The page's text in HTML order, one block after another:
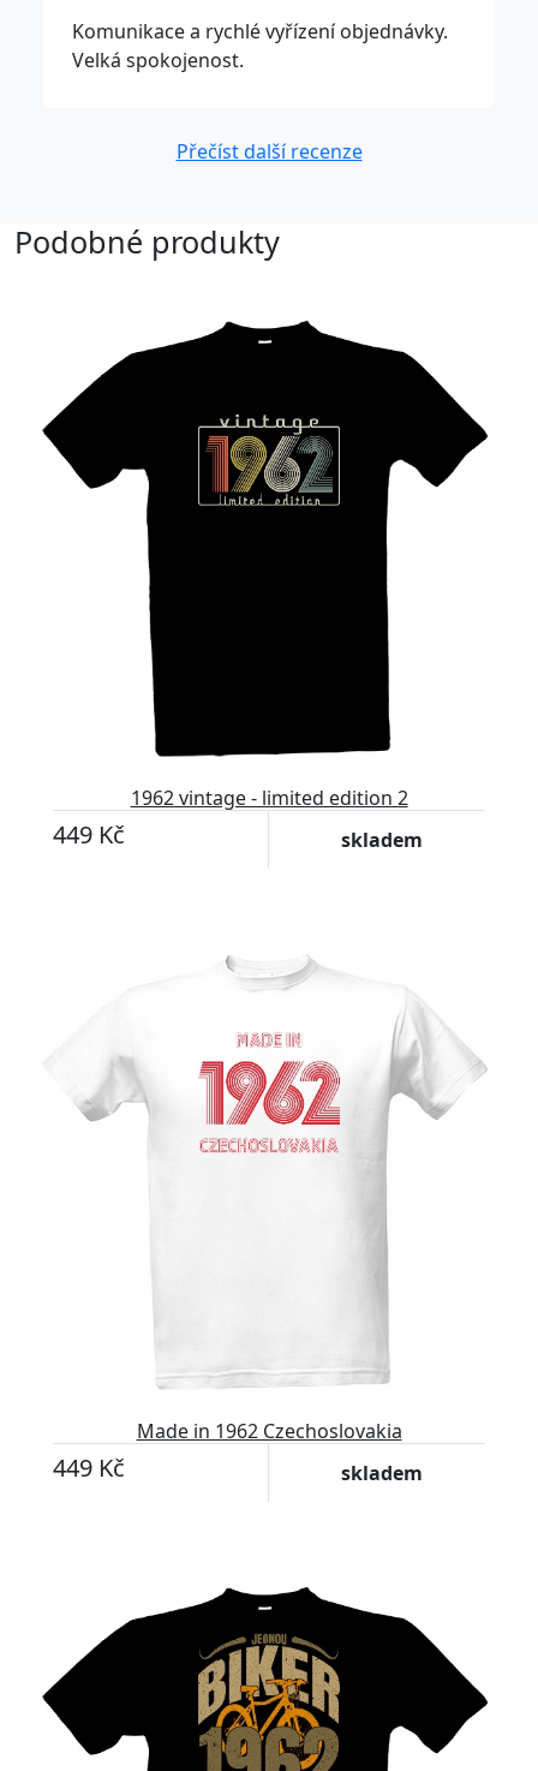
Komunikace a rychlé vyřízení objednávky.
Velká spokojenost.
Přečíst další recenze
Podobné produkty
1962 vintage - limited edition 2
449 Kč skladem
Made in 1962 Czechoslovakia
449 Kč skladem